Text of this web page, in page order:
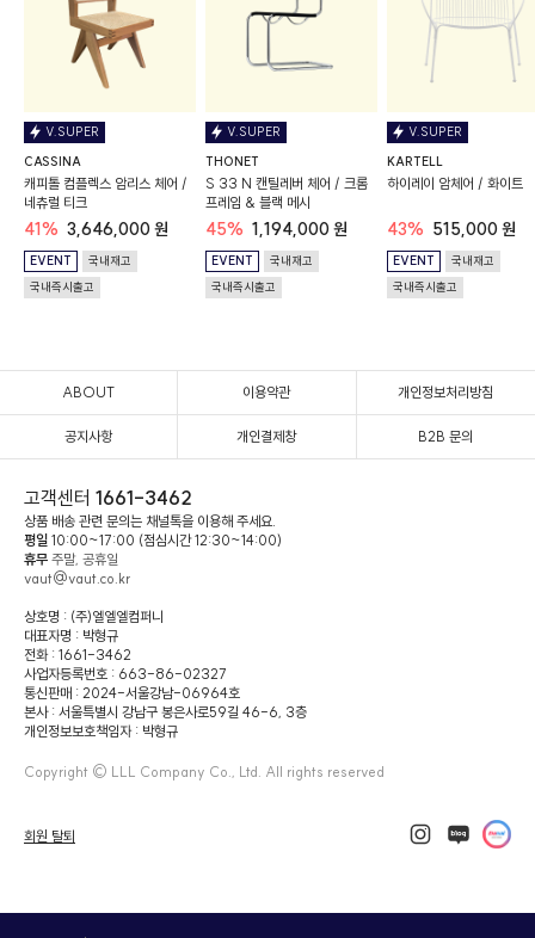
V.SUPER
CASSINA
캐피톨 컴플렉스 암리스 체어 /
네츄럴 티크
41% 3,646,000 원
EVENT
국내재고
국내즉시출고
V.SUPER
THONET
S 33 N 캔틸레버 체어 / 크롬
프레임 & 블랙 메시
45% 1,194,000 원
EVENT
국내재고
국내즉시출고
V.SUPER
KARTELL
하이레이 암체어 / 화이트
43% 515,000 원
EVENT
국내재고
국내즉시출고
ABOUT 이용약관 개인정보처리방침
공지사항 개인결제창 B2B 문의
고객센터 1661-3462
상품 배송 관련 문의는 채널톡을 이용해 주세요.
평일 10:00~17:00 (점심시간 12:30~14:00)
휴무 주말, 공휴일
vaut@vaut.co.kr
상호명 : (주)엘엘엘컴퍼니
대표자명 : 박형규
전화 : 1661-3462
사업자등록번호 : 663-86-02327
통신판매 : 2024-서울강남-06964호
본사 : 서울특별시 강남구 봉은사로59길 46-6, 3층
개인정보보호책임자 : 박형규
Copyright © LLL Company Co., Ltd. All rights reserved
회원 탈퇴